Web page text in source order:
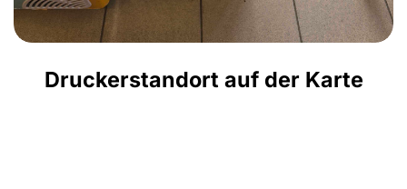
Druckerstandort auf der Karte